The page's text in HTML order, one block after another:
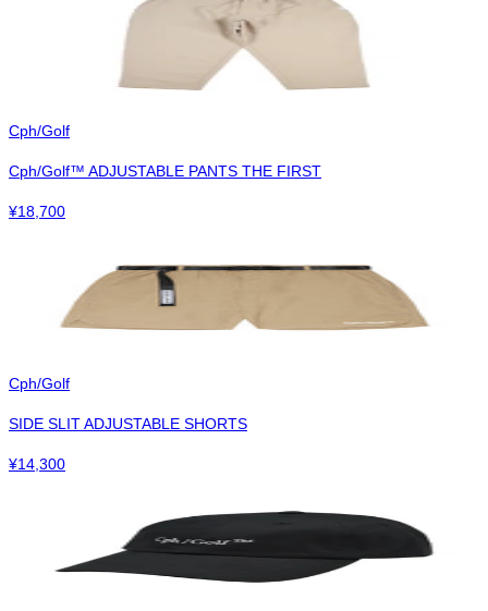
Cph/Golf
Cph/Golf™︎ ADJUSTABLE PANTS THE FIRST
¥18,700
Cph/Golf
SIDE SLIT ADJUSTABLE SHORTS
¥14,300